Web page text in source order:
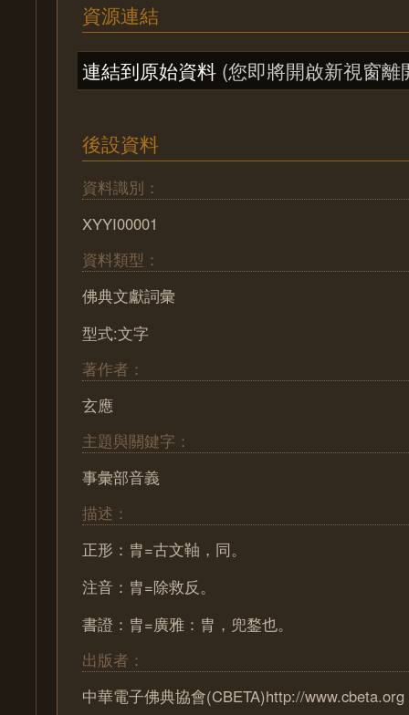
資源連結
連結到原始資料 (您即將開啟新視窗離
後設資料
資料識別：
XYYI00001
資料類型：
佛典文獻詞彙
型式:文字
著作者：
玄應
主題與關鍵字：
事彙部音義
描述：
正形：胄=古文䩜，同。
注音：胄=除救反。
書證：胄=廣雅：胄，兜鍪也。
出版者：
中華電子佛典協會(CBETA)http://www.cbeta.org